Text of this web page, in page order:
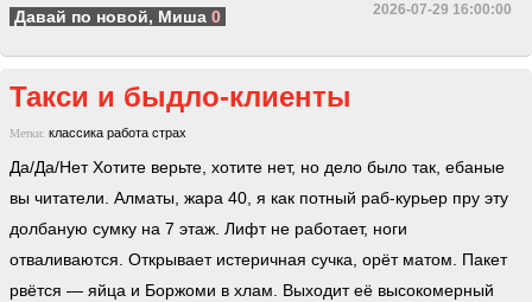
Давай по новой, Миша 0 2026-07-29 16:00:00
Такси и быдло-клиенты
Метки: классика работа страх
Да/Да/Нет Хотите верьте, хотите нет, но дело было так, ебаные
вы читатели. Алматы, жара 40, я как потный раб-курьер пру эту
долбаную сумку на 7 этаж. Лифт не работает, ноги
отваливаются. Открывает истеричная сучка, орёт матом. Пакет
рвётся — яйца и Боржоми в хлам. Выходит её высокомерный